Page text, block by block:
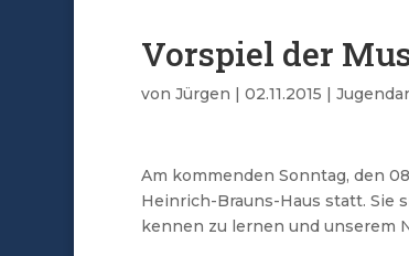
Vorspiel der
von Jürgen | 02.11.2015 |
Am kommenden Sonntag, den
Heinrich-Brauns-Haus statt. Sie
kennen zu lernen und unserem